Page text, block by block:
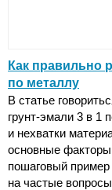
Как правильно
по металлу
В статье
грунт-эмали 3 в 1
и нехватки
основные
пошаговый пример
на частые